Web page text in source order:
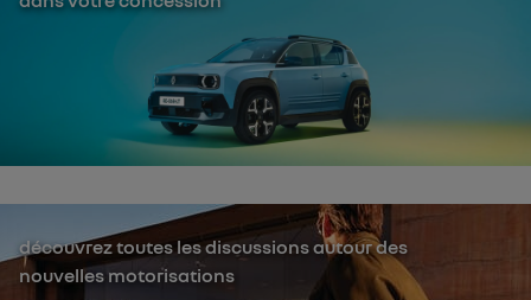
découvrez toutes les discussions autour des
nouvelles motorisations